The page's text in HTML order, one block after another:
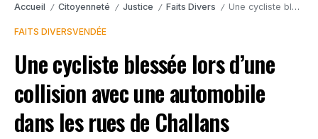
Accueil / Citoyenneté / Justice / Faits Divers / Une cycliste blessée lors d’une collision avec une automobile dans les rues de Challans
FAITS DIVERSVENDÉE
Une cycliste blessée lors d’une
collision avec une automobile
dans les rues de Challans